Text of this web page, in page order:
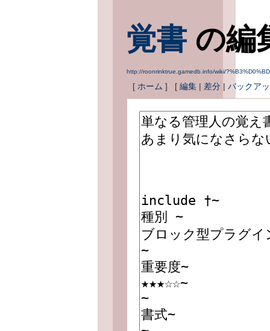
覚書 の編
http://roonrinktrue.gamedb.info/wiki/
[ ホーム ] [ 編集 | 差分 | バックア